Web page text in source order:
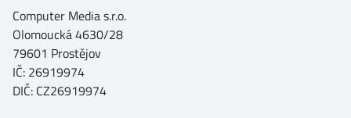
Computer Media s.r.o.
Olomoucká 4630/28
79601 Prostějov
IČ: 26919974
DIČ: CZ26919974